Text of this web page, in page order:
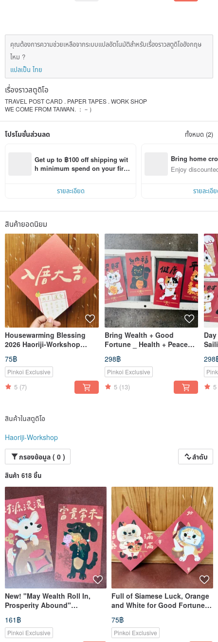
คุณต้องการความช่วยเหลือจากระบบแปลอัตโนมัติสำหรับเรื่องราวสตูดิโออังกฤษ
ไหม ?
แปลเป็น ไทย
เรื่องราวสตูดิโอ
TRAVEL POST CARD . PAPER TAPES . WORK SHOP
WE COME FROM TAIWAN. ：－）
โปรโมชั่นส่วนลด ทั้งหมด (2)
Get up to ฿100 off shipping wit
h minimum spend on your first
รายละเอียด
Bring home
n with ease
Enjoy
รายละเอี
สินค้ายอดนิยม
Housewarming Blessing
2026 Haoriji-Workshop
Couplet Square - Also a
Postcard
75฿
Pinkoi Exclusive
5 (7)
Bring Wealth + Good
Fortune _ Health + Peace
Workshop
298฿
Pinkoi Exclusive
5 (13)
298
5
สินค้าในสตูดิโอ
Haoriji-Workshop
กรองข้อมูล ( 0 )
ลำดับ
สินค้า 618 ชิ้น
New! "May Wealth Roll In,
Prosperity Abound"
Couplets for Dogs, Cats, and
the 2026 Spring Festival
161฿
Pinkoi Exclusive
Full of Siamese Luck, Orange
and White for Good Fortune
Workshop Double-Sided
Spring Couplet Square, Also a
75฿
Pinkoi Exclusive